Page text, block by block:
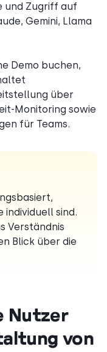
und Zugriff auf
Gemini, Llama
Demo buchen,
über
Monitoring sowie
für Teams.
individuell sind.
Verständnis
Blick über die
Nutzer
von